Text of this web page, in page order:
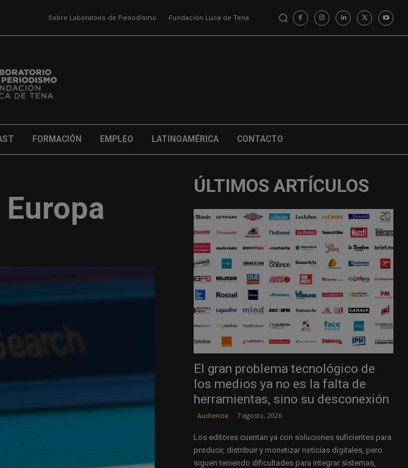
Sobre Laboratorio de Periodismo Fundación Luca de Tena
FORMACIÓN EMPLEO LATINOAMÉRICA CONTACTO
ÚLTIMOS ARTÍCULOS
El gran problema tecnológico de
los medios ya no es la falta de
herramientas, sino su desconexión
Audiencia 7 agosto, 2026
Los editores cuentan ya con soluciones suficientes para
producir, distribuir y monetizar noticias digitales, pero
siguen teniendo dificultades para integrar sistemas,